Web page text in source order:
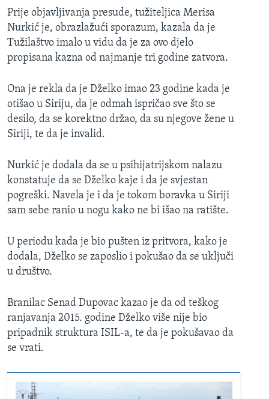
Prije objavljivanja presude, tužiteljica Merisa
Nurkić je, obrazlažući sporazum, kazala da je
Tužilaštvo imalo u vidu da je za ovo djelo
propisana kazna od najmanje tri godine zatvora.
Ona je rekla da je Dželko imao 23 godine kada je
otišao u Siriju, da je odmah ispričao sve što se
desilo, da se korektno držao, da su njegove žene u
Siriji, te da je invalid.
Nurkić je dodala da se u psihijatrijskom nalazu
konstatuje da se Dželko kaje i da je svjestan
pogreški. Navela je i da je tokom boravka u Siriji
sam sebe ranio u nogu kako ne bi išao na ratište.
U periodu kada je bio pušten iz pritvora, kako je
dodala, Dželko se zaposlio i pokušao da se uključi
u društvo.
Branilac Senad Dupovac kazao je da od teškog
ranjavanja 2015. godine Dželko više nije bio
pripadnik struktura ISIL-a, te da je pokušavao da
se vrati.